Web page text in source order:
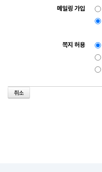
메일링 가입
쪽지 허용
취소